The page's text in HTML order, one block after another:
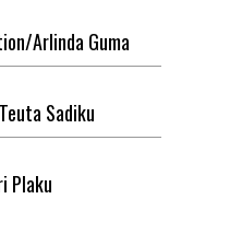
Arlinda Guma
Teuta Sadiku
Plaku